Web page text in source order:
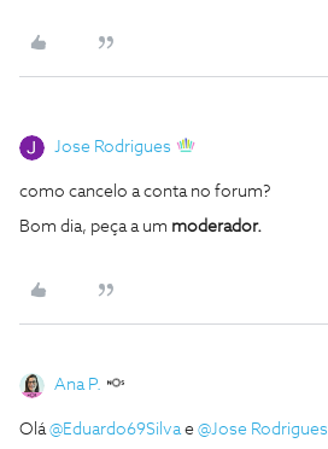
Jose Rodrigues
como cancelo a conta no forum?
Bom dia, peça a um moderador.
Ana P.
Olá@Eduardo69Silvae @Jose Rodrigues